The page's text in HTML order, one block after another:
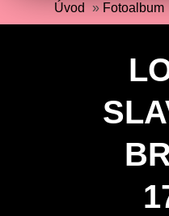
Úvod » Fotoalbum